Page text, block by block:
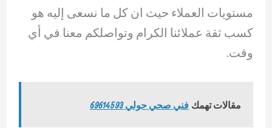
مستويات العملاء حيث ان كل ما نسعى إليه هو
كسب ثقة عملائنا الكرام وتواصلكم معنا في أي
وقت.
مقالات تهمك فني صحي حولي 69614593